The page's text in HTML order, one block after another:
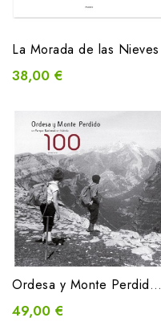
La Morada de las Nieves
38,00 €
Ordesa y Monte Perdido, un Parque Nacional con historia.100 Aniversario
49,00 €